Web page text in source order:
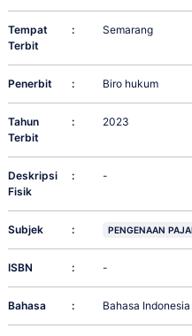
Tempat
Terbit
: Semarang
Penerbit : Biro hukum
Tahun
Terbit
: 2023
Deskripsi
Fisik
: -
Subjek : PENGENAAN
ISBN : -
Bahasa : Bahasa Indonesia